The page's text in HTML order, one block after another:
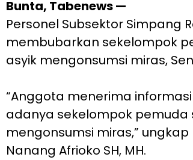
Bunta, Tabenews —
Personel Subsektor Simpang
membubarkan sekelompok
asyik mengonsumsi miras,
“Anggota menerima
adanya sekelompok pemuda
mengonsumsi miras,”
Nanang Afrioko SH, MH.